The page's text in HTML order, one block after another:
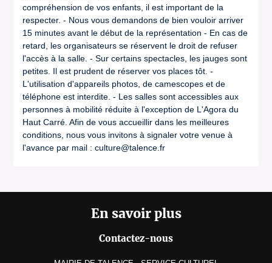
compréhension de vos enfants, il est important de la
respecter. - Nous vous demandons de bien vouloir arriver
15 minutes avant le début de la représentation - En cas de
retard, les organisateurs se réservent le droit de refuser
l'accès à la salle. - Sur certains spectacles, les jauges sont
petites. Il est prudent de réserver vos places tôt. -
L'utilisation d'appareils photos, de camescopes et de
téléphone est interdite. - Les salles sont accessibles aux
personnes à mobilité réduite à l'exception de L'Agora du
Haut Carré. Afin de vous accueillir dans les meilleures
conditions, nous vous invitons à signaler votre venue à
l'avance par mail : culture@talence.fr
En savoir plus
Contactez-nous